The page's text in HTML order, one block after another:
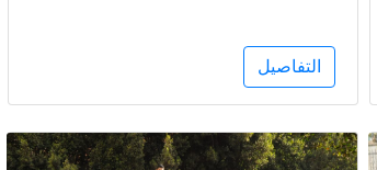
عينات الكشف عن تعاطي
المواد المخدرة للصندوق بحضور
التفاصيل